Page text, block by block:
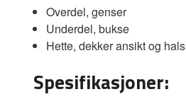
Overdel, genser
Underdel, bukse
Hette, dekker ansikt og hals
Spesifikasjoner: